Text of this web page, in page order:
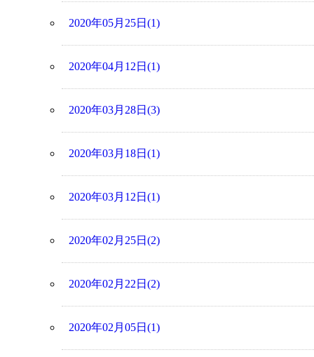
2020年05月25日(1)
2020年04月12日(1)
2020年03月28日(3)
2020年03月18日(1)
2020年03月12日(1)
2020年02月25日(2)
2020年02月22日(2)
2020年02月05日(1)